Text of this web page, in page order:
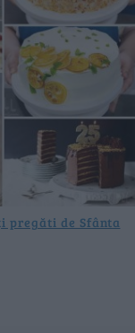
pregăti de Sfânta